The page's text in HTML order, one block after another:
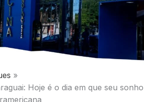
Hoje é o dia em que seu